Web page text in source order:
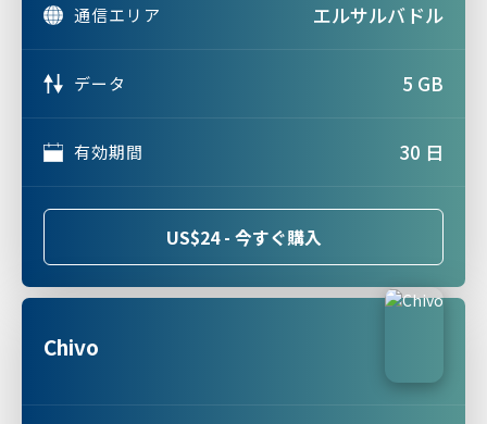
通信エリア エルサルバドル
データ 5 GB
有効期間 30 日
US$24 - 今すぐ購入
Chivo